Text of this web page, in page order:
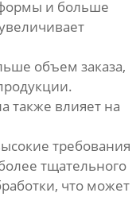
и больше
объем заказа,
также влияет на
требования
тщательного
что может